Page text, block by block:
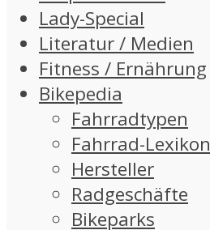
Lady-Special
Literatur / Medien
Fitness / Ernährung
Bikepedia
Fahrradtypen
Fahrrad-Lexikon
Hersteller
Radgeschäfte
Bikeparks